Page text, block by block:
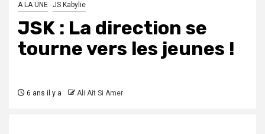
A LA UNE JS Kabylie
JSK : La direction se
tourne vers les jeunes !
6 ans il y a Ali Ait Si Amer